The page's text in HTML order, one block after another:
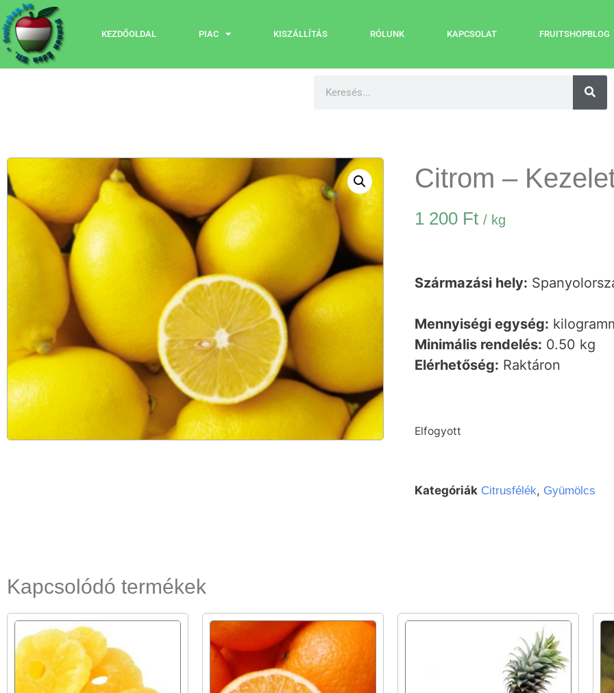
KEZDŐOLDAL PIAC KISZÁLLÍTÁS RÓLUNK KAPCSOLAT FRUITSHOPBLOG
Citrom –
1 200 Ft / kg
Származási hely:
Mennyiségi egység:
Minimális rendelés: 0.50 kg
Elérhetőség: Raktáron
Elfogyott
Kategóriák Citrusfélék, Gyümölcs
Kapcsolódó termékek